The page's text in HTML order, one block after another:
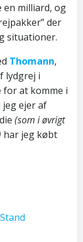
en milliard, og
der
situationer.
Thomann,
lydgrej i
for at komme i
jeg ejer af
(som i øvrigt
har jeg købt